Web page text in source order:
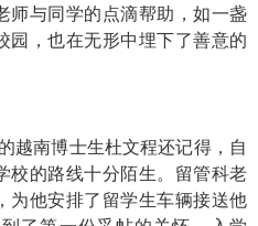
师与同学的点滴帮助，如一盏
园，也在无形中埋下了善意的
越南博士生杜文程还记得，自
校的路线十分陌生。留管科老
为他安排了留学生车辆接送他